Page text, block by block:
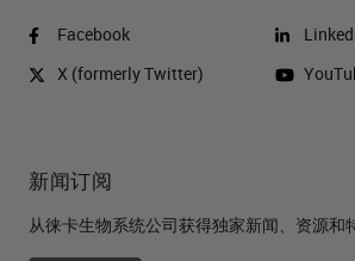
Facebook
X (formerly Twitter)
新闻订阅
从徕卡生物系统公司获得独家新闻、资源和